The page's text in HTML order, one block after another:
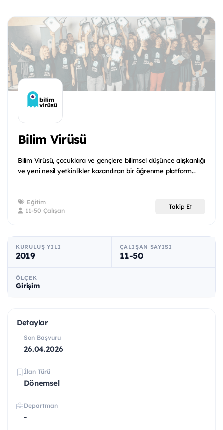
Bilim Virüsü
Bilim Virüsü, çocuklara ve gençlere bilimsel düşünce alışkanlığı
ve yeni nesil yetkinlikler kazandıran bir öğrenme platform...
Eğitim
11-50 Çalışan
Takip Et
KURULUŞ YILI
2019
ÇALIŞAN SAYISI
11-50
ÖLÇEK
Girişim
Detaylar
Son Başvuru
26.04.2026
İlan Türü
Dönemsel
Departman
-